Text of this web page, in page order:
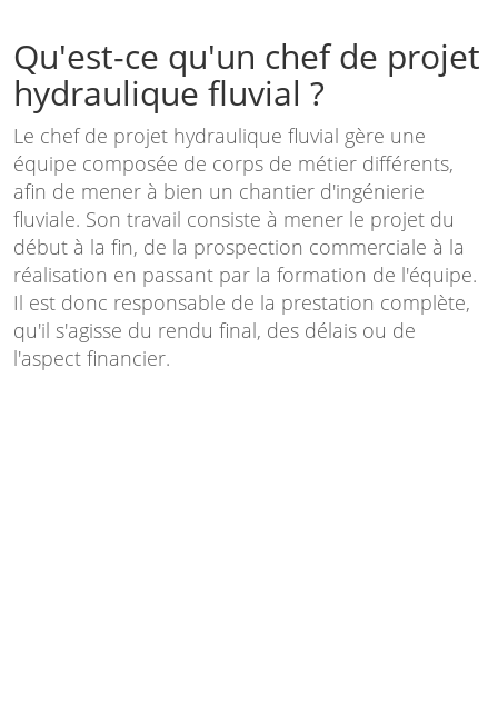
Qu'est-ce qu'un chef de projet
hydraulique fluvial ?
Le chef de projet hydraulique fluvial gère une
équipe composée de corps de métier différents,
afin de mener à bien un chantier d'ingénierie
fluviale. Son travail consiste à mener le projet du
début à la fin, de la prospection commerciale à la
réalisation en passant par la formation de l'équipe.
Il est donc responsable de la prestation complète,
qu'il s'agisse du rendu final, des délais ou de
l'aspect financier.